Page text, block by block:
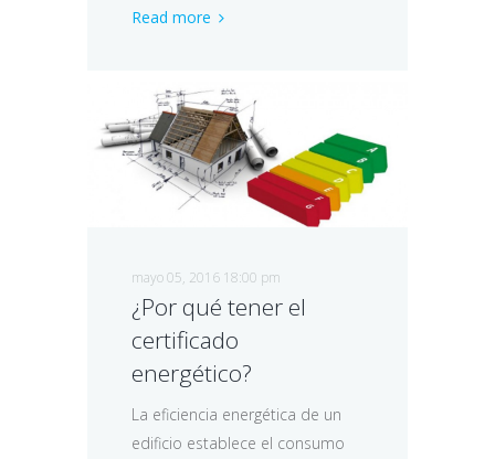
Read more
mayo 05, 2016 18:00 pm
¿Por qué tener el
certificado
energético?
La eficiencia energética de un
edificio establece el consumo